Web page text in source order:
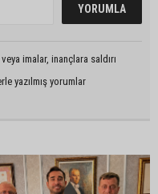
imalar, inançlara saldırı
yazılmış yorumlar